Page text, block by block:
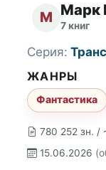
М Марк
7 книг
780 252 зн. /
15.06.2026
Серия:
ЖАНРЫ
Фантастика